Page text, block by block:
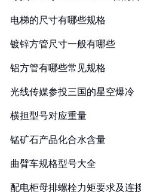
电梯的尺寸有哪些规格
镀锌方管尺寸一般有哪些
铝方管有哪些常见规格
光线传媒参投三国的星空爆冷
横担型号对应重量
锰矿石产品化合水含量
曲臂车规格型号大全
配电柜母排螺栓力矩要求及连